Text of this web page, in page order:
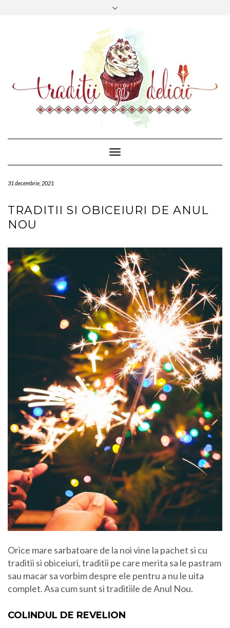
Toggle
Navigation
31 decembrie, 2021
TRADITII SI OBICEIURI DE ANUL
NOU
Orice mare sarbatoare de la noi vine la pachet si cu
traditii si obiceiuri, traditii pe care merita sa le pastram
sau macar sa vorbim despre ele pentru a nu le uita
complet. Asa cum sunt si traditiile de Anul Nou.
COLINDUL DE REVELION